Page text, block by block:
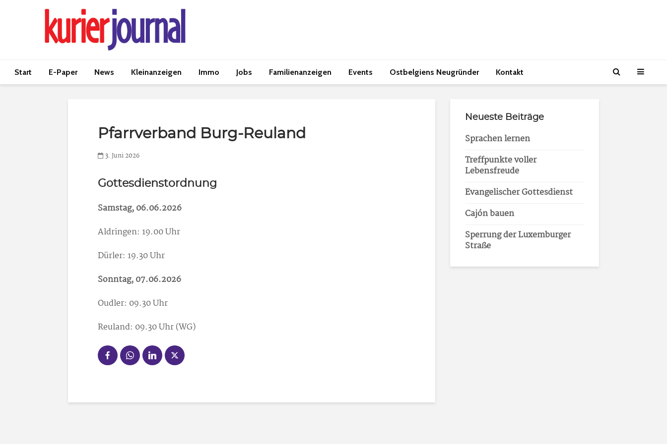
Start E-Paper News Kleinanzeigen Immo Jobs Familienanzeigen Events Ostbelgiens Neugründer Kontakt
Pfarrverband Burg-Reuland
3. Juni 2026
Gottesdienstordnung
Samstag, 06.06.2026
Aldringen: 19.00 Uhr
Dürler: 19.30 Uhr
Sonntag, 07.06.2026
Oudler: 09.30 Uhr
Reuland: 09.30 Uhr (WG)
Neueste Beiträge
Sprachen lernen
Treffpunkte voller
Lebensfreude
Evangelischer Gottesdienst
Cajón bauen
Sperrung der Luxemburger
Straße